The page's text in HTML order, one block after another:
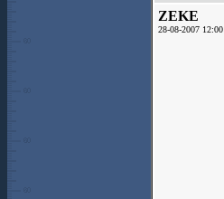
ZEKE
28-08-2007 12:00